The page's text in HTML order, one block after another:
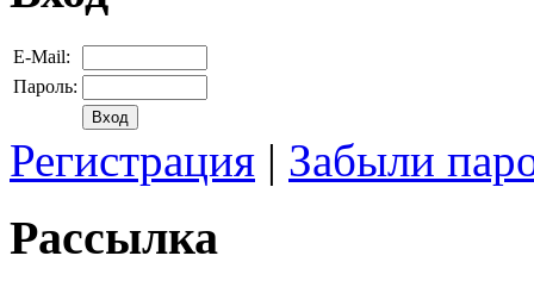
E-Mail:
Пароль:
Регистрация | Забыли
Рассылка